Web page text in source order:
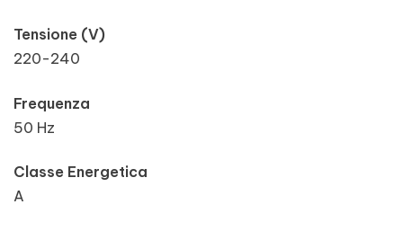
Tensione (V)
220-240
Frequenza
50 Hz
Classe Energetica
A